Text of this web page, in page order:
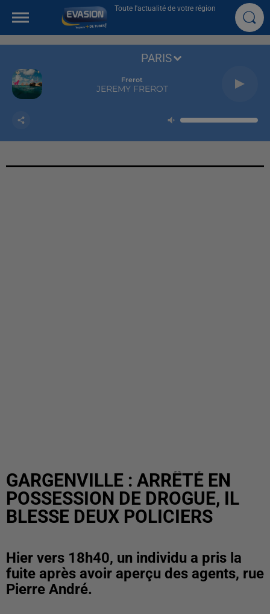
Toute l'actualité de votre région
Frerot
JEREMY FREROT
PARIS
GARGENVILLE : ARRÊTÉ EN
POSSESSION DE DROGUE, IL
BLESSE DEUX POLICIERS
Hier vers 18h40, un individu a pris la
fuite après avoir aperçu des agents, rue
Pierre André.